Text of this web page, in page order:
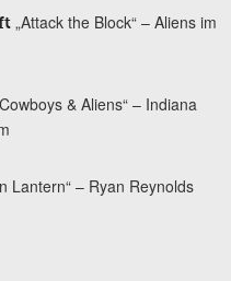
„Attack the Block“ – Aliens im
& Aliens“ – Indiana
Lantern“ – Ryan Reynolds